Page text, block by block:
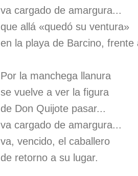
va cargado de amargura...
que allá «quedó su ventura»
en la playa de Barcino, frente
Por la manchega llanura
se vuelve a ver la figura
de Don Quijote pasar...
va cargado de amargura...
va, vencido, el caballero
de retorno a su lugar.